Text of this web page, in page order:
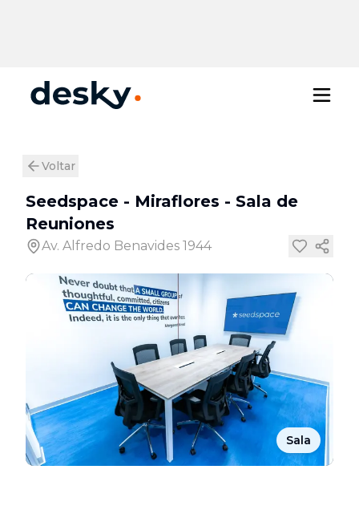
Voltar
Seedspace - Miraflores - Sala de
Reuniones
Av. Alfredo Benavides 1944
Sala